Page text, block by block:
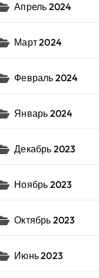
Апрель 2024
Март 2024
Февраль 2024
Январь 2024
Декабрь 2023
Ноябрь 2023
Октябрь 2023
Июнь 2023